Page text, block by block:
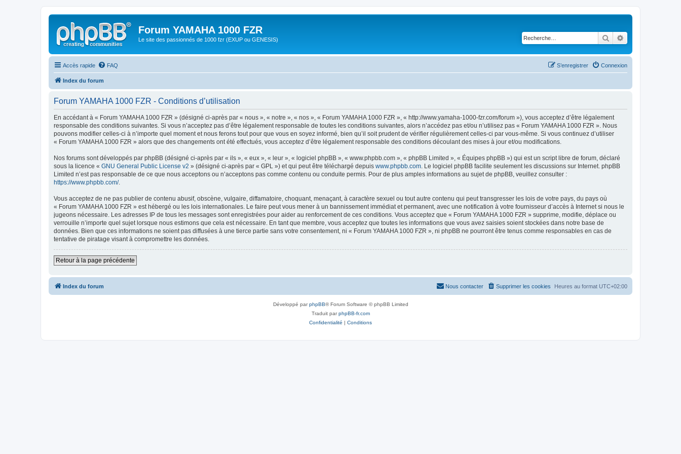
Forum YAMAHA 1000 FZR
Le site des passionnés de 1000 fzr (EXUP ou GENESIS) Rechercher
Accès rapide FAQ Connexion
S’enregistrer
Index du forum
Forum YAMAHA 1000 FZR - Conditions d’utilisation
En accédant à « Forum YAMAHA 1000 FZR » (désigné ci-après par « nous », « notre », « nos », « Forum YAMAHA 1000 FZR », « http://www.yamaha-1000-fzr.com/forum »), vous acceptez d’être légalement
responsable des conditions suivantes. Si vous n’acceptez pas d’être légalement responsable de toutes les conditions suivantes, alors n’accédez pas et/ou n’utilisez pas « Forum YAMAHA 1000 FZR ». Nous
pouvons modifier celles-ci à n’importe quel moment et nous ferons tout pour que vous en soyez informé, bien qu’il soit prudent de vérifier régulièrement celles-ci par vous-même. Si vous continuez d’utiliser
« Forum YAMAHA 1000 FZR » alors que des changements ont été effectués, vous acceptez d’être légalement responsable des conditions découlant des mises à jour et/ou modifications.
Nos forums sont développés par phpBB (désigné ci-après par « ils », « eux », « leur », « logiciel phpBB », « www.phpbb.com », « phpBB Limited », « Équipes phpBB ») qui est un script libre de forum, déclaré
sous la licence « GNU General Public License v2 » (désigné ci-après par « GPL ») et qui peut être téléchargé depuis www.phpbb.com . Le logiciel phpBB facilite seulement les discussions sur Internet. phpBB
Limited n’est pas responsable de ce que nous acceptons ou n’acceptons pas comme contenu ou conduite permis. Pour de plus amples informations au sujet de phpBB, veuillez consulter :
https://www.phpbb.com/.
Vous acceptez de ne pas publier de contenu abusif, obscène, vulgaire, diffamatoire, choquant, menaçant, à caractère sexuel ou tout autre contenu qui peut transgresser les lois de votre pays, du pays où
« Forum YAMAHA 1000 FZR » est hébergé ou les lois internationales. Le faire peut vous mener à un bannissement immédiat et permanent, avec une notification à votre fournisseur d’accès à Internet si nous le
jugeons nécessaire. Les adresses IP de tous les messages sont enregistrées pour aider au renforcement de ces conditions. Vous acceptez que « Forum YAMAHA 1000 FZR » supprime, modifie, déplace ou
verrouille n’importe quel sujet lorsque nous estimons que cela est nécessaire. En tant que membre, vous acceptez que toutes les informations que vous avez saisies soient stockées dans notre base de
données. Bien que ces informations ne soient pas diffusées à une tierce partie sans votre consentement, ni « Forum YAMAHA 1000 FZR », ni phpBB ne pourront être tenus comme responsables en cas de
tentative de piratage visant à compromettre les données.
Retour à la page précédente
Index du forum Heures au format UTC+02:00
Supprimer les cookies
Nous contacter
Développé parphpBB® Forum Software © phpBB Limited
Traduit parphpBB-fr.com
Confidentialité | Conditions